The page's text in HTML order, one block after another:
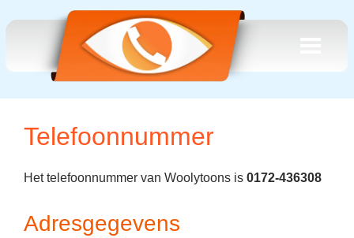
Telefoonnummer
Het telefoonnummer van Woolytoons is 0172-436308
Adresgegevens